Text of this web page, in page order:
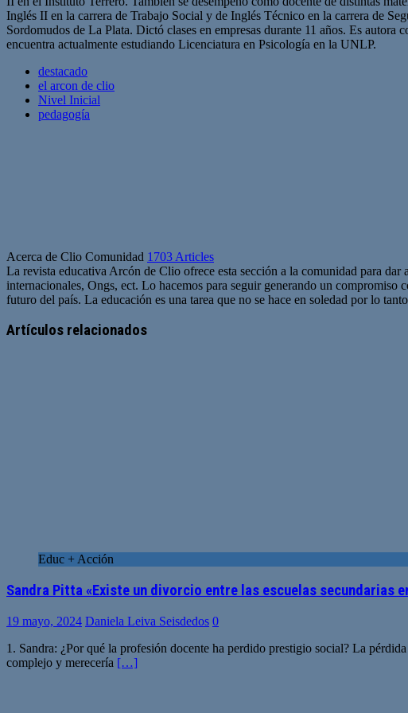
Inglés II en la carrera de Trabajo Social y de Inglés Técnico en la carrera de
Sordomudos de La Plata. Dictó clases en empresas durante 11 años. Es
encuentra actualmente estudiando Licenciatura en Psicología en la UNLP.
destacado
el arcon de clio
Nivel Inicial
pedagogía
Acerca de Clio Comunidad 1703 Articles
La revista educativa Arcón de Clio ofrece esta sección a la comunidad para
internacionales, Ongs, ect. Lo hacemos para seguir generando un compromiso
futuro del país. La educación es una tarea que no se hace en soledad por lo
web
Artículos relacionados
Educ + Acción
Sandra Pitta «Existe un divorcio entre las escuelas secundarias
19 mayo, 2024 Daniela Leiva Seisdedos 0
1. Sandra: ¿Por qué la profesión docente ha perdido prestigio social? La
complejo y merecería […]